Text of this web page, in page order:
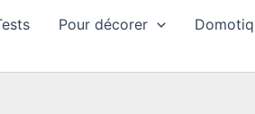
Pour décorer